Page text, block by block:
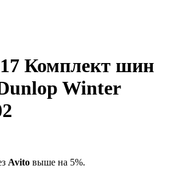
Комплект шин
Winter
Avito выше на 5%.